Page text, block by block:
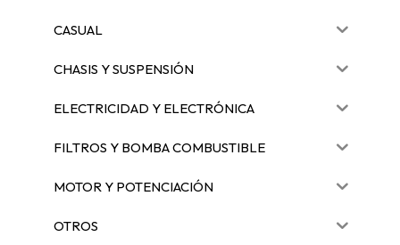
CASUAL
CHASIS Y SUSPENSIÓN
ELECTRICIDAD Y ELECTRÓNICA
FILTROS Y BOMBA COMBUSTIBLE
MOTOR Y POTENCIACIÓN
OTROS